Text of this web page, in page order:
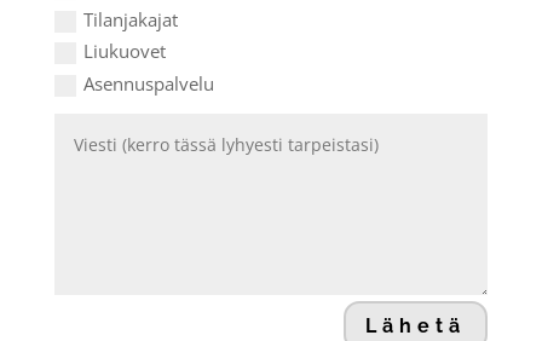
Tilanjakajat
Liukuovet
Asennuspalvelu
Lähetä